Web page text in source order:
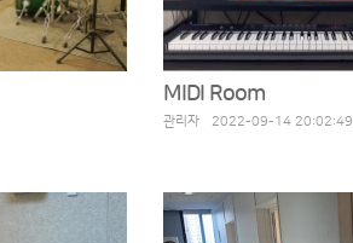
MIDI Room
관리자 2022-09-14 20:02:49